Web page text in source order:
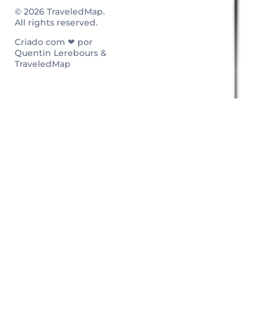
© 2026 TraveledMap.
All rights reserved.
Criado com ❤ por
Quentin Lerebours &
TraveledMap